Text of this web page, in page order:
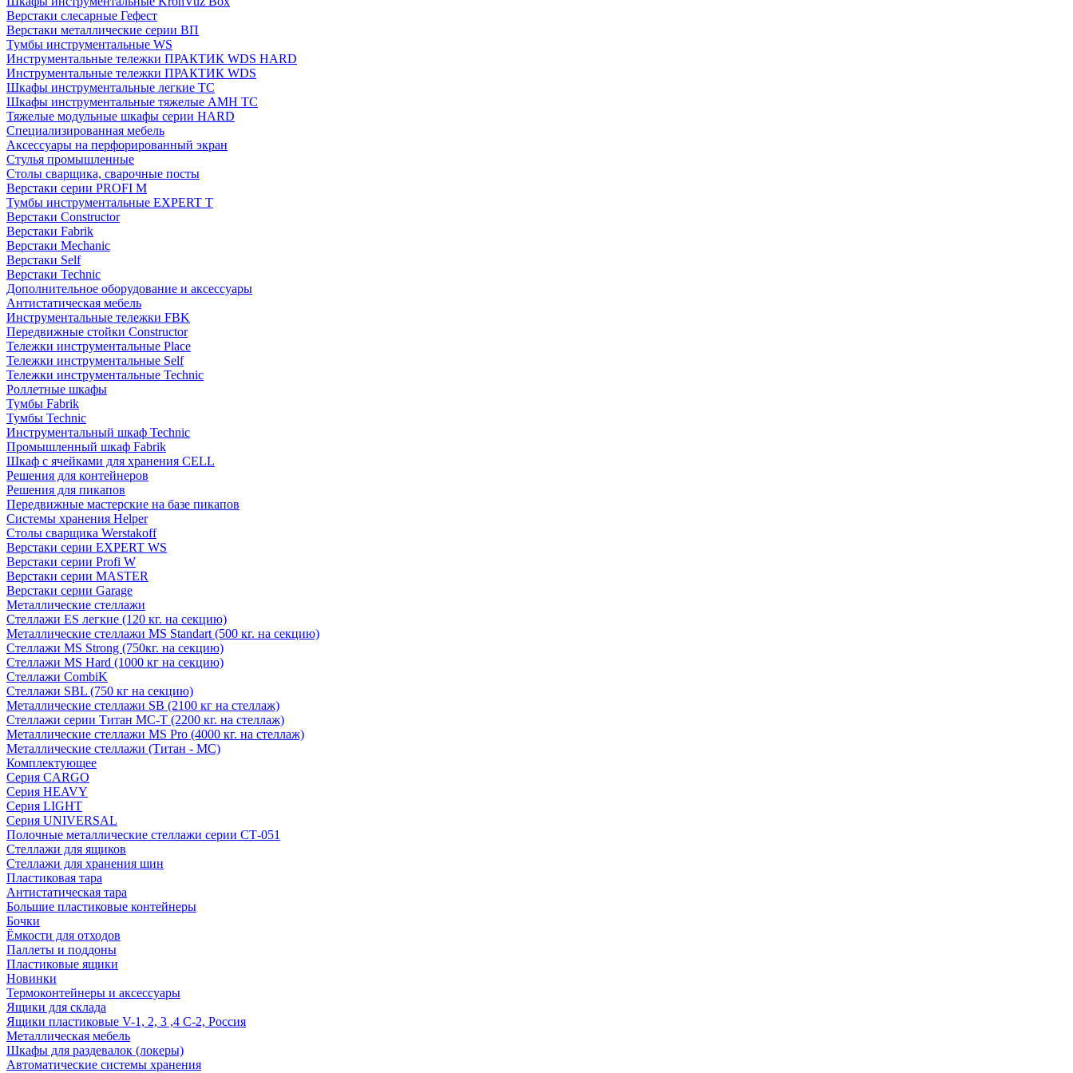
Верстаки слесарные Гефест
Верстаки металлические серии ВП
Тумбы инструментальные WS
Инструментальные тележки ПРАКТИК WDS HARD
Инструментальные тележки ПРАКТИК WDS
Шкафы инструментальные легкие ТС
Шкафы инструментальные тяжелые AMH TC
Тяжелые модульные шкафы серии HARD
Cпециализированная мебель
Аксессуары на перфорированный экран
Стулья промышленные
Столы сварщика, сварочные посты
Верстаки серии PROFI M
Тумбы инструментальные EXPERT T
Верстаки Constructor
Верстаки Fabrik
Верстаки Mechanic
Верстаки Self
Верстаки Technic
Дополнительное оборудование и аксессуары
Антистатическая мебель
Инструментальные тележки FBK
Передвижные стойки Constructor
Тележки инструментальные Place
Тележки инструментальные Self
Тележки инструментальные Technic
Роллетные шкафы
Тумбы Fabrik
Тумбы Technic
Инструментальный шкаф Technic
Промышленный шкаф Fabrik
Шкаф с ячейками для хранения CELL
Решения для контейнеров
Решения для пикапов
Передвижные мастерские на базе пикапов
Системы хранения Helper
Столы сварщика Werstakoff
Верстаки серии EXPERT WS
Верстаки серии Profi W
Верстаки серии MASTER
Верстаки серии Garage
Металлические стеллажи
Стеллажи ES легкие (120 кг. на секцию)
Металлические стеллажи MS Standart (500 кг. на секцию)
Стеллажи MS Strong (750кг. на секцию)
Стеллажи MS Hard (1000 кг на секцию)
Стеллажи CombiK
Стеллажи SBL (750 кг на секцию)
Металлические стеллажи SB (2100 кг на стеллаж)
Стеллажи серии Титан МС-Т (2200 кг. на стеллаж)
Металлические стеллажи MS Pro (4000 кг. на стеллаж)
Металлические стеллажи (Титан - МС)
Комплектующее
Серия CARGO
Серия HEAVY
Серия LIGHT
Серия UNIVERSAL
Полочные металлические стеллажи серии СТ-051
Стеллажи для ящиков
Стеллажи для хранения шин
Пластиковая тара
Антистатическая тара
Большие пластиковые контейнеры
Бочки
Ёмкости для отходов
Паллеты и поддоны
Пластиковые ящики
Новинки
Термоконтейнеры и аксессуары
Ящики для склада
Ящики пластиковые V-1, 2, 3 ,4 С-2, Россия
Металлическая мебель
Шкафы для раздевалок (локеры)
Автоматические системы хранения